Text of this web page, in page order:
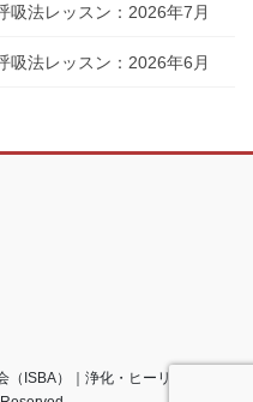
吸法レッスン：2026年7月
吸法レッスン：2026年6月
ISBA）｜浄化・ヒーリング・